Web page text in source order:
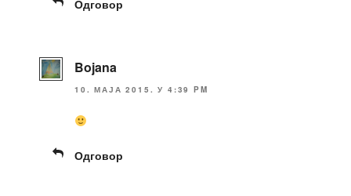
Одговор
Bojana
10. МАЈА 2015. У 4:39 PM
Одговор